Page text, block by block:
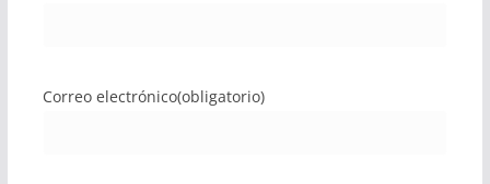
Correo electrónico(obligatorio)